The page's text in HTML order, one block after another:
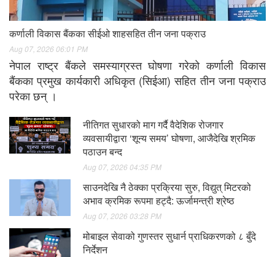
कर्णाली विकास बैंकका सीईओ शाहसहित तीन जना पक्राउ
Aug 07, 2026 06:01 PM
नेपाल राष्ट्र बैंकले समस्याग्रस्त घोषणा गरेको कर्णाली विकास
बैंकका प्रमुख कार्यकारी अधिकृत (सिईआ) सहित तीन जना पक्राउ
परेका छन् ।
नीतिगत सुधारको माग गर्दै वैदेशिक रोजगार
व्यवसायीद्वारा ‘शून्य समय’ घोषणा, आजैदेखि श्रमिक
पठाउन बन्द
Aug 07, 2026 04:35 PM
साउनदेखि नै ठेक्का प्रक्रिया सुरु, विद्युत् मिटरको
अभाव क्रमिक रूपमा हट्दै: ऊर्जामन्त्री श्रेष्ठ
Aug 07, 2026 03:28 PM
मोबाइल सेवाको गुणस्तर सुधार्न प्राधिकरणको ८ बुँदे
निर्देशन